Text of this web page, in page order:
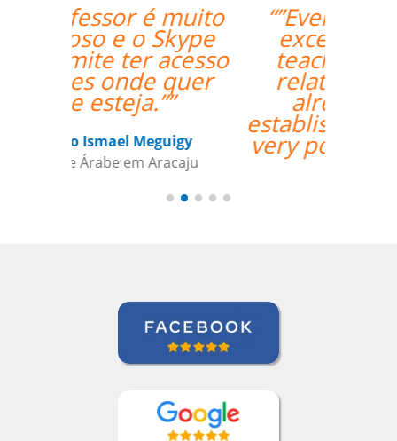
“”Everything went
excellently! The
teacher/student
relationship has
already been
established, and it's a
very positive one for
me.””
Miguel Moneró